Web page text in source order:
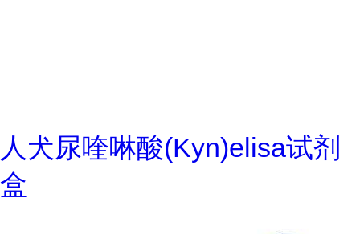
人犬尿喹啉酸(Kyn)elisa试剂
盒